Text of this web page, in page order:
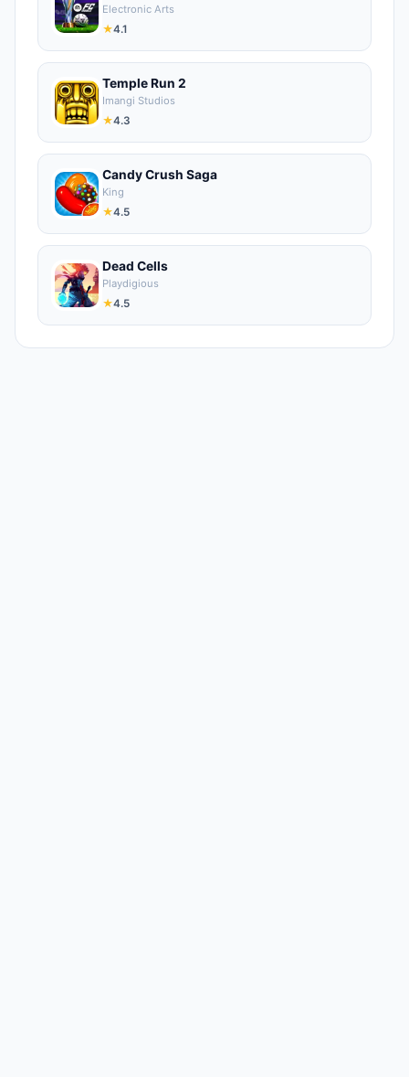
Electronic Arts
★4.1
Temple Run 2
Imangi Studios
★4.3
Candy Crush Saga
King
★4.5
Dead Cells
Playdigious
★4.5